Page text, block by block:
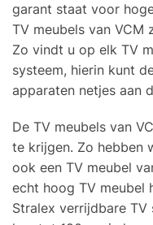
garant staat voor
TV meubels van
Zo vindt u op elk TV
systeem, hierin kunt
apparaten netjes aan
De TV meubels van
te krijgen. Zo hebben
ook een TV meubel
echt hoog TV meubel
Stralex verrijdbare